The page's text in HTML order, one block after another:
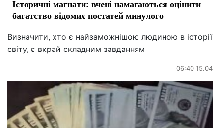
Історичні магнати: вчені намагаються оцінити
багатство відомих постатей минулого
Визначити, хто є найзаможнішою людиною в історії
світу, є вкрай складним завданням
06:40 15.04